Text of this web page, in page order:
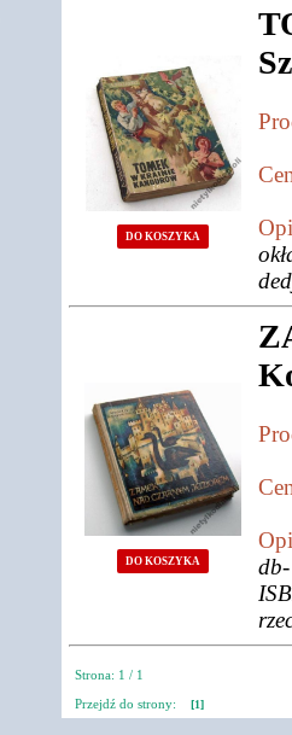
DO KOSZYKA
DO KOSZYKA
Strona: 1 / 1
Przejdź do strony:
[1]